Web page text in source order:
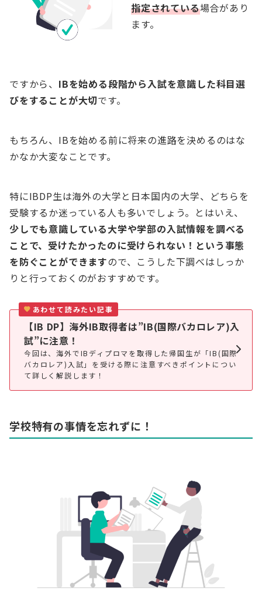
指定されている場合があり
ます。
ですから、 IBを始める段階から入試を意識した科目選
びをすることが大切です。
もちろん、IBを始める前に将来の進路を決めるのはな
かなか大変なことです。
特にIBDP生は海外の大学と日本国内の大学、どちらを
受験するか迷っている人も多いでしょう。とはいえ、
少しでも意識している大学や学部の入試情報を調べる
ことで、受けたかったのに受けられない！という事態
を防ぐことができますので、こうした下調べはしっか
りと行っておくのがおすすめです。
あわせて読みたい記事
【IB DP】海外IB取得者は”IB(国際バカロレア)入
試”に注意！
今回は、海外でIBディプロマを取得した帰国生が「IB(国際
バカロレア)入試」を受ける際に注意すべきポイントについ
て詳しく解説します！
学校特有の事情を忘れずに！